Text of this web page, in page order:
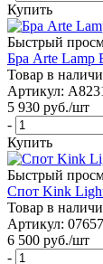
Купить
Быстрый
Бра Arte Lamp
Товар в
Артикул:
5 930 руб./шт
-
Купить
Быстрый
Спот Kink
Товар в
Артикул:
6 500 руб./шт
-